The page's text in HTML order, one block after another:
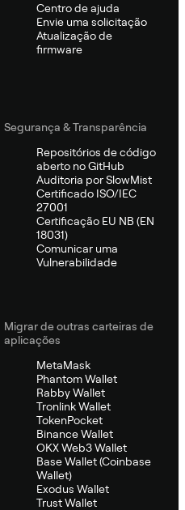
Centro de ajuda
Envie uma solicitação
Atualização de
firmware
Segurança & Transparência
Repositórios de código
aberto no GitHub
Auditoria por SlowMist
Certificado ISO/IEC
27001
Certificação EU NB (EN
18031)
Comunicar uma
Vulnerabilidade
Migrar de outras carteiras de
aplicações
MetaMask
Phantom Wallet
Rabby Wallet
Tronlink Wallet
TokenPocket
Binance Wallet
OKX Web3 Wallet
Base Wallet (Coinbase
Wallet)
Exodus Wallet
Trust Wallet